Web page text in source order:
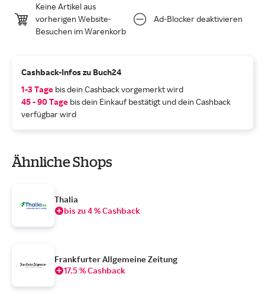
Keine Artikel aus
vorherigen Website-
Besuchen im Warenkorb
Ad-Blocker deaktivieren
Cashback-Infos zu Buch24
1-3 Tage bis dein Cashback vorgemerkt wird
45 - 90 Tage bis dein Einkauf bestätigt und dein Cashback
verfügbar wird
Ähnliche Shops
Thalia
bis zu 4 % Cashback
Frankfurter Allgemeine Zeitung
17.5 % Cashback